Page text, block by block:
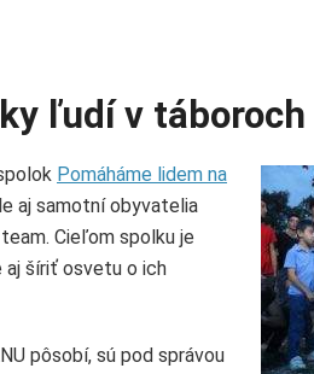
ľudí v
Pomáháme lidem na
aj samotní obyvatelia
Cieľom spolku je
aj šíriť osvetu o ich
pôsobí, sú pod správou